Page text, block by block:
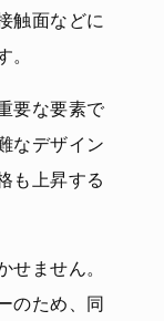
触面などに
。
要な要素で
なデザイン
も上昇する
せません。
のため、同